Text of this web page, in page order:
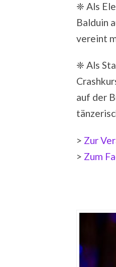
❈ Als
Balduin
vereint
❈ Als
auf der
> Zur
> Zum